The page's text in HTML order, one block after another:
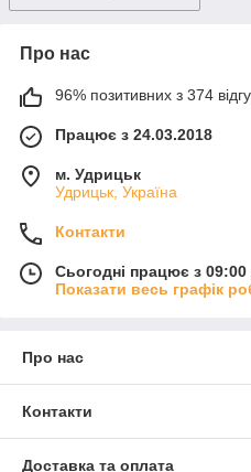
Про нас
96% позитивних з 374
Працює з 24.03.2018
м. Удрицьк
Удрицьк, Україна
Контакти
Сьогодні працює з
Показати весь графік
Про нас
Контакти
Доставка та оплата